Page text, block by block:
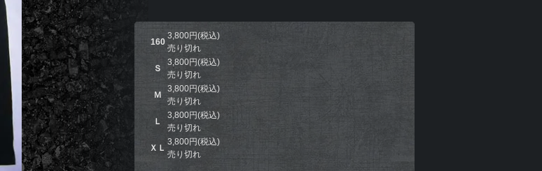
160
3,800円(税込)
売り切れ
Ｓ
3,800円(税込)
売り切れ
Ｍ
3,800円(税込)
売り切れ
Ｌ
3,800円(税込)
売り切れ
ＸＬ
3,800円(税込)
売り切れ